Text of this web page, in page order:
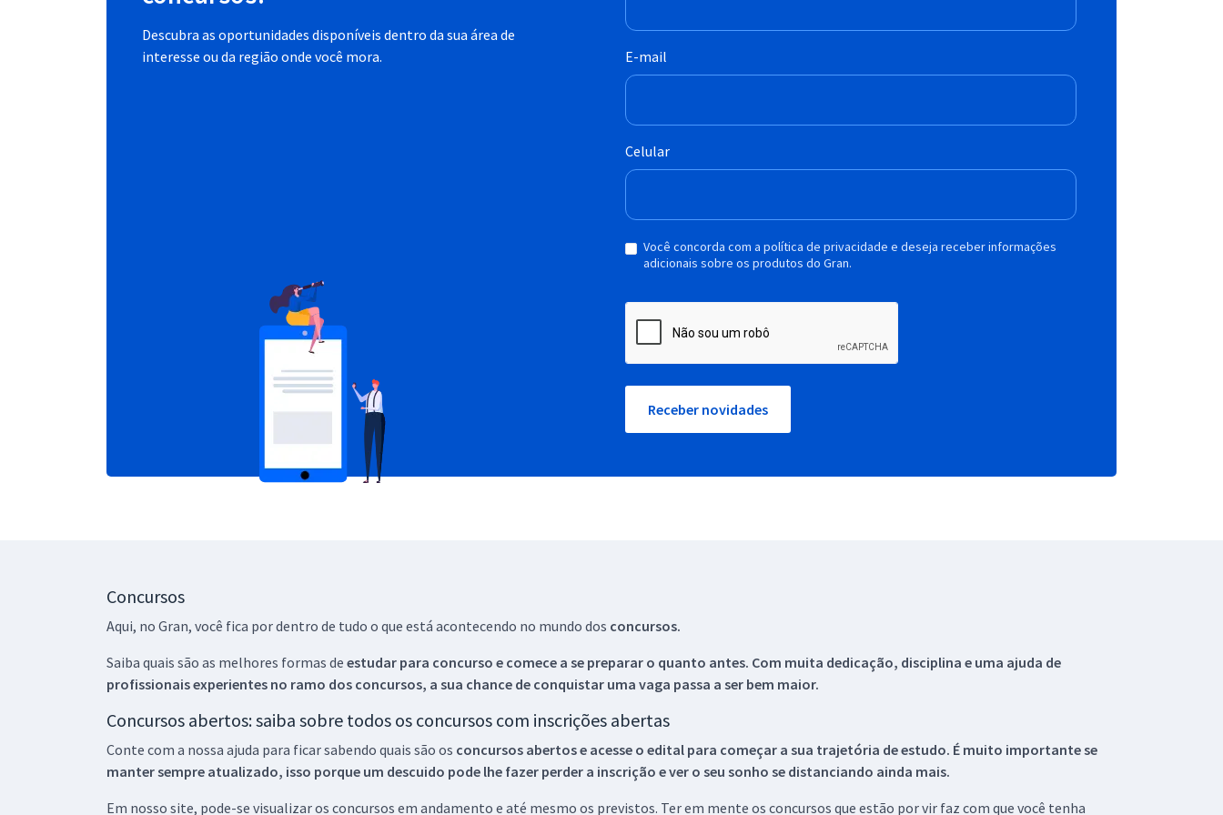
Descubra as oportunidades disponíveis dentro da sua área de
interesse ou da região onde você mora.
E-mail
Celular
Você concorda com a política de privacidade e deseja receber informações
adicionais sobre os produtos do Gran.
Receber novidades
Concursos
Aqui, no Gran, você fica por dentro de tudo o que está acontecendo no mundo dos concursos.
Saiba quais são as melhores formas de estudar para concurso e comece a se preparar o quanto antes. Com muita dedicação, disciplina e uma ajuda de
profissionais experientes no ramo dos concursos, a sua chance de conquistar uma vaga passa a ser bem maior.
Concursos abertos: saiba sobre todos os concursos com inscrições abertas
Conte com a nossa ajuda para ficar sabendo quais são os concursos abertos e acesse o edital para começar a sua trajetória de estudo. É muito importante se
manter sempre atualizado, isso porque um descuido pode lhe fazer perder a inscrição e ver o seu sonho se distanciando ainda mais.
Em nosso site, pode-se visualizar os concursos em andamento e até mesmo os previstos. Ter em mente os concursos que estão por vir faz com que você tenha